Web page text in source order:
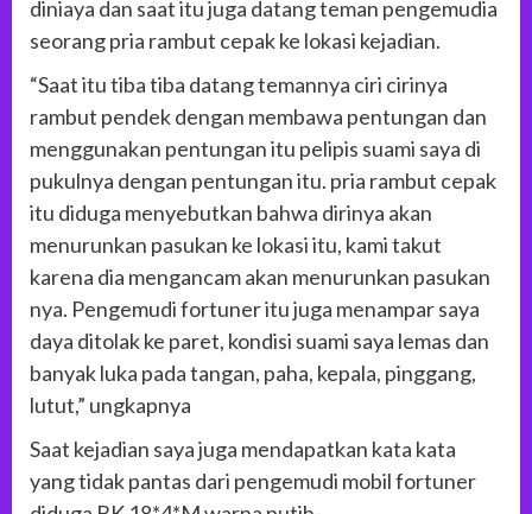
diniaya dan saat itu juga datang teman pengemudia
seorang pria rambut cepak ke lokasi kejadian.
“Saat itu tiba tiba datang temannya ciri cirinya
rambut pendek dengan membawa pentungan dan
menggunakan pentungan itu pelipis suami saya di
pukulnya dengan pentungan itu. pria rambut cepak
itu diduga menyebutkan bahwa dirinya akan
menurunkan pasukan ke lokasi itu, kami takut
karena dia mengancam akan menurunkan pasukan
nya. Pengemudi fortuner itu juga menampar saya
daya ditolak ke paret, kondisi suami saya lemas dan
banyak luka pada tangan, paha, kepala, pinggang,
lutut,” ungkapnya
Saat kejadian saya juga mendapatkan kata kata
yang tidak pantas dari pengemudi mobil fortuner